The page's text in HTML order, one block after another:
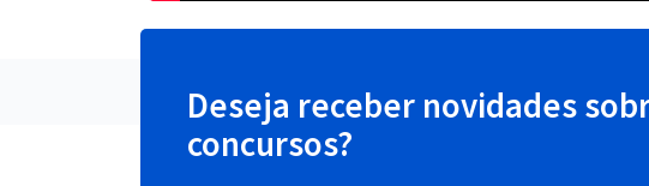
Deseja receber novidades
concursos?